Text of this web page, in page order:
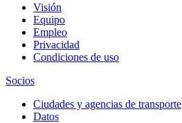
Visión
Equipo
Empleo
Privacidad
Condiciones de uso
Socios
Ciudades y agencias de transporte
Datos